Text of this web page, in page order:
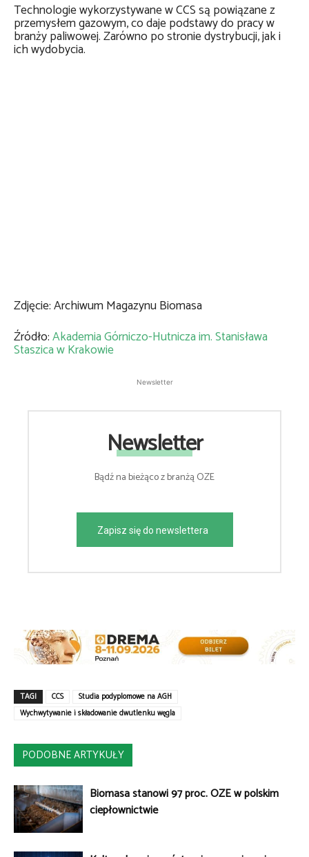
Technologie wykorzystywane w CCS są powiązane z
przemysłem gazowym, co daje podstawy do pracy w
branży paliwowej. Zarówno po stronie dystrybucji, jak i
ich wydobycia.
Zdjęcie: Archiwum Magazynu Biomasa
Źródło:Akademia Górniczo-Hutnicza im. Stanisława
Staszica w Krakowie
Newsletter
Newsletter
Bądź na bieżąco z branżą OZE
Zapisz się do newslettera
TAGI CCS
Studia podyplomowe na AGH
Wychwytywanie i składowanie dwutlenku węgla
PODOBNE ARTYKUŁY
Biomasa stanowi 97 proc. OZE w polskim
ciepłownictwie